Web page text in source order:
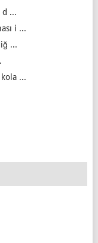
...
i ...
...
...